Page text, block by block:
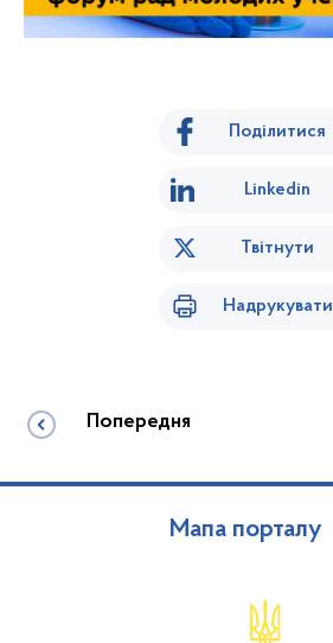
Поділитися
Linkedin
Твітнути
Надрукувати
Попередня
Мапа порталу